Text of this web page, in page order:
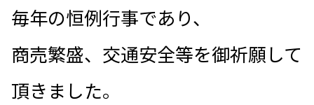
毎年の恒例行事であり、
商売繁盛、交通安全等を御祈願して
頂きました。